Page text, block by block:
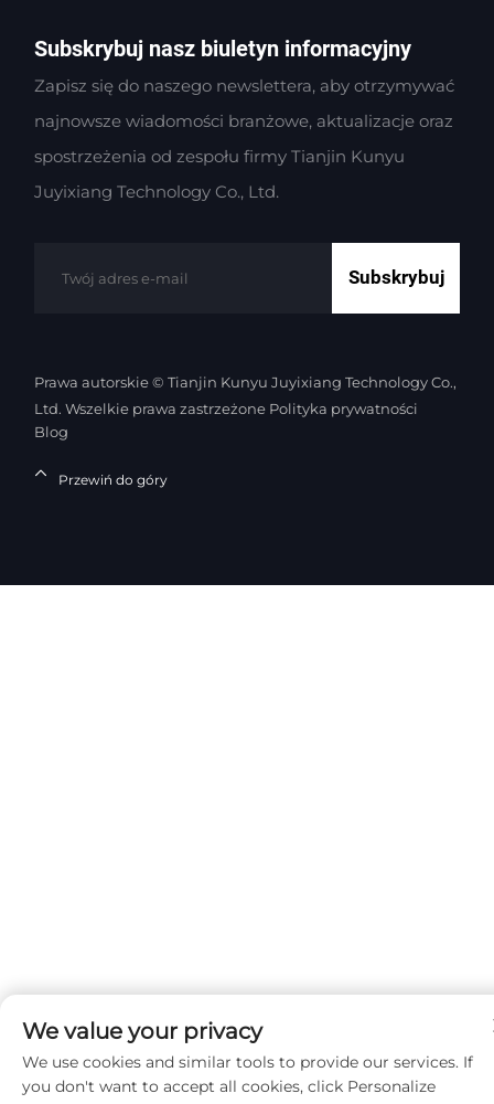
Subskrybuj nasz biuletyn informacyjny
Zapisz się do naszego newslettera, aby otrzymywać
najnowsze wiadomości branżowe, aktualizacje oraz
spostrzeżenia od zespołu firmy Tianjin Kunyu
Juyixiang Technology Co., Ltd.
Subskrybuj
Prawa autorskie © Tianjin Kunyu Juyixiang Technology Co.,
Ltd. Wszelkie prawa zastrzeżone Polityka prywatności
Blog
Przewiń do góry
We value your privacy
We use cookies and similar tools to provide our services. If
you don't want to accept all cookies, click Personalize